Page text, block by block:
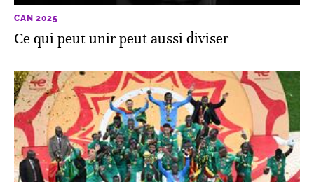
CAN 2025
Ce qui peut unir peut aussi diviser